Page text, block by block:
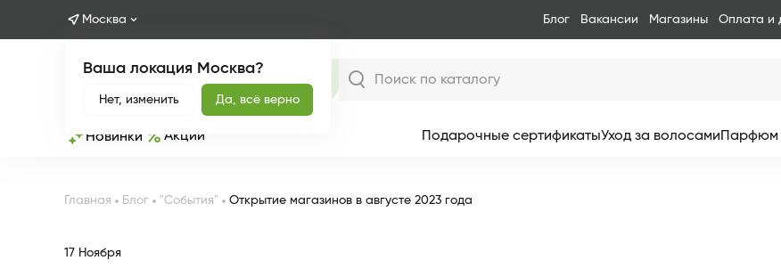
Москва Блог Вакансии Магазины Оплата и
Ваша локация Москва?
Нет, изменить Да, всё верно
Новинки Акции Подарочные сертификатыУход за волосамиПарфюм
Главная Блог "События" Открытие магазинов в августе 2023 года
17 Ноября